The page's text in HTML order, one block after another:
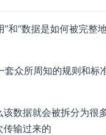
和“数据是如何被完整
套众所周知的规则和
数据就会被拆分为很
传输过来的